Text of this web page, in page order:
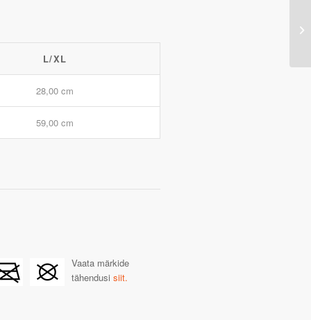
L/XL
28,00 cm
59,00 cm
Vaata märkide
tähendusisiit.